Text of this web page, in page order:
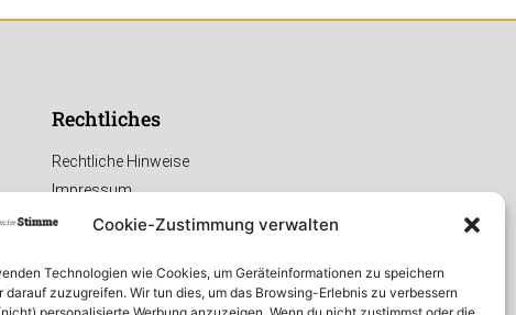
Cookie-Zustimmung verwalten
Technologien wie Cookies, um Geräteinformationen zu speichern
darauf zuzugreifen. Wir tun dies, um das Browsing-Erlebnis zu verbessern
Rechtliches
Rechtliche Hinweise
Impressum
Datenschutzerklärung